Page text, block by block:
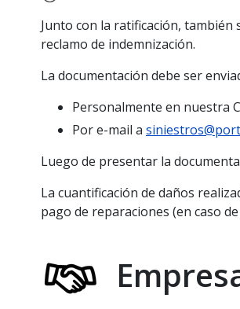
Junto con la ratificación,
reclamo de indemnización.
La documentación debe ser
Personalmente en nuestra
Por e-mail a
Luego de presentar la
La cuantificación de daños
pago de reparaciones (en caso